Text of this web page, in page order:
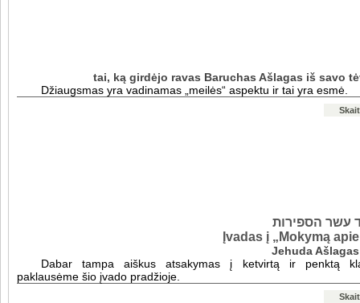
tai, ką girdėjo ravas Baruchas Ašlagas iš savo
Džiaugsmas yra vadinamas „meilės“ aspektu ir tai yra esmė.
עשר הספירות
Įvadas į „Mokymą
Jehuda
Dabar tampa aiškus atsakymas į ketvirtą ir penktą
paklausėme šio įvado pradžioje.